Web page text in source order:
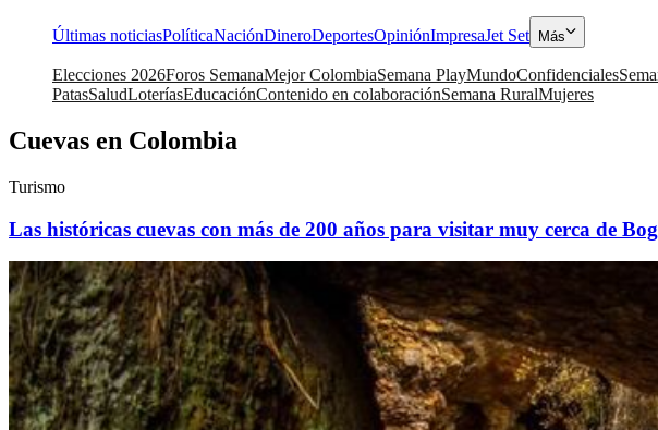
Últimas noticiasPolíticaNaciónDineroDeportesOpiniónImpresaJet Set Más
Elecciones 2026Foros SemanaMejor ColombiaSemana PlayMundoConfidenciales
PatasSaludLoteríasEducaciónContenido en colaboraciónSemana RuralMujeres
Cuevas en Colombia
Turismo
Las históricas cuevas con más de 200 años para visitar muy cerca de